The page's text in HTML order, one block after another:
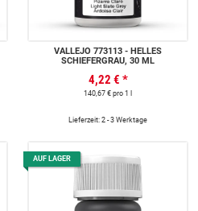
VALLEJO 773113 - HELLES
SCHIEFERGRAU, 30 ML
4,22 € *
140,67 € pro 1 l
Lieferzeit: 2 - 3 Werktage
AUF LAGER